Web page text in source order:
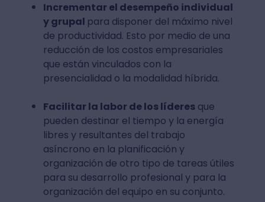
Incrementar el desempeño individual
y grupal para disponer del máximo nivel
de productividad. Esto por medio de una
reducción de los costos empresariales
que están vinculados con la
presencialidad o la modalidad híbrida.
Facilitar la labor de los líderesque
pueden destinar el tiempo y la energía
libres y resultantes del trabajo
asíncrono en la planificación y
organización de otro tipo de tareas útiles
para su desarrollo profesional y para la
organización del equipo en su conjunto.